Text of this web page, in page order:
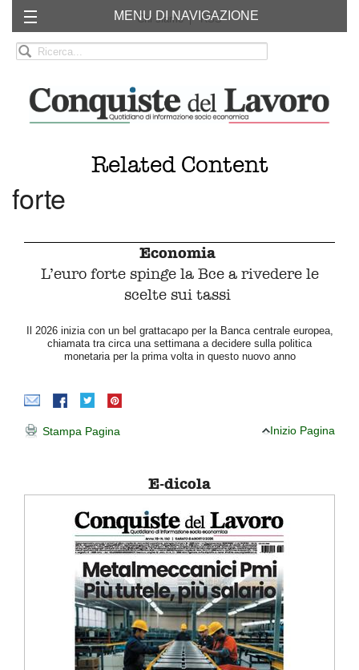
Chi siamo RSS
MENU DI NAVIGAZIONE
Related Content
forte
Economia
L’euro forte spinge la Bce a rivedere le
scelte sui tassi
Il 2026 inizia con un bel grattacapo per la Banca centrale europea,
chiamata tra circa una settimana a decidere sulla politica
monetaria per la prima volta in questo nuovo anno
Stampa Pagina Inizio Pagina
E-dicola